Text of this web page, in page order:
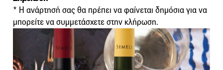
* Η ανάρτησή σας θα πρέπει να φαίνεται δημόσια για να
μπορείτε να συμμετάσχετε στην κλήρωση.